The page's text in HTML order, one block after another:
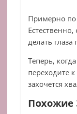
Примерно по
делать
Теперь,
переходите
захочется
Похожие